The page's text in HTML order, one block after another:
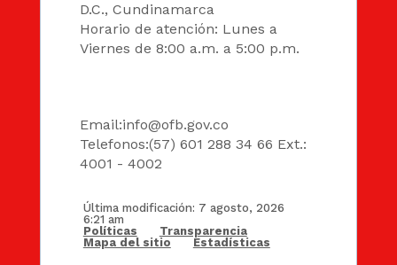
D.C., Cundinamarca
Horario de atención: Lunes a
Viernes de 8:00 a.m. a 5:00 p.m.
Email:info@ofb.gov.co
Telefonos:(57) 601 288 34 66 Ext.:
4001 - 4002
Última modificación: 7 agosto, 2026
6:21 am
Políticas
Transparencia
Mapa del sitio
Estadísticas